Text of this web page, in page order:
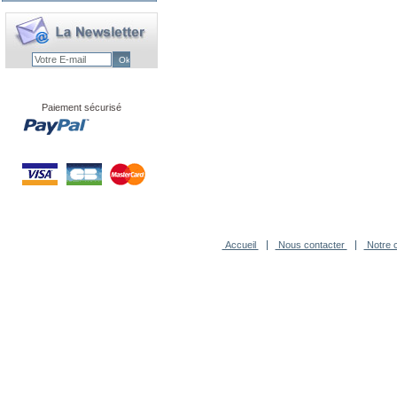
Paiement sécurisé
Accueil Nous contacter Notre